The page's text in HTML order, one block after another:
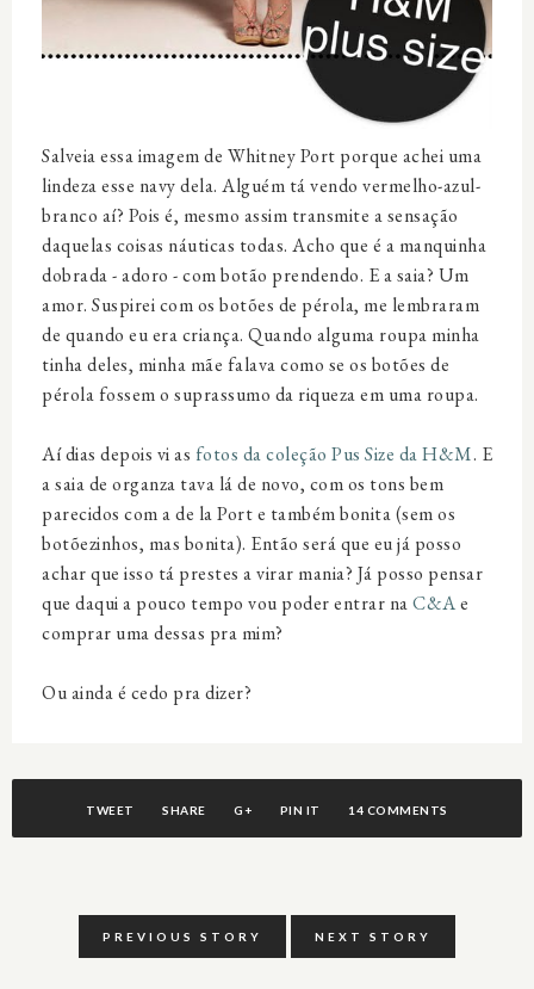
Salveia essa imagem de Whitney Port porque achei uma
lindeza esse navy dela. Alguém tá vendo vermelho-azul-
branco aí? Pois é, mesmo assim transmite a sensação
daquelas coisas náuticas todas. Acho que é a manquinha
dobrada - adoro - com botão prendendo. E a saia? Um
amor. Suspirei com os botões de pérola, me lembraram
de quando eu era criança. Quando alguma roupa minha
tinha deles, minha mãe falava como se os botões de
pérola fossem o suprassumo da riqueza em uma roupa.
Aí dias depois vi as fotos da coleção Pus Size da H&M. E
a saia de organza tava lá de novo, com os tons bem
parecidos com a de la Port e também bonita (sem os
botõezinhos, mas bonita). Então será que eu já posso
achar que isso tá prestes a virar mania? Já posso pensar
que daqui a pouco tempo vou poder entrar naC&Ae
comprar uma dessas pra mim?
Ou ainda é cedo pra dizer?
TWEET SHARE G+ PIN IT 14 COMMENTS
PREVIOUS STORY NEXT STORY